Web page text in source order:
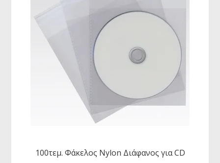
100τεμ. Φάκελος Nylon Διάφανος για CD